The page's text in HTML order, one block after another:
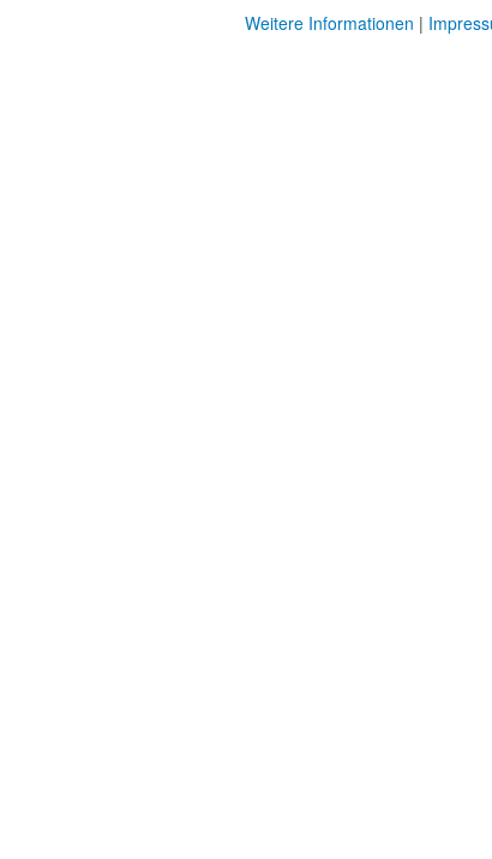
Weitere Informationen |